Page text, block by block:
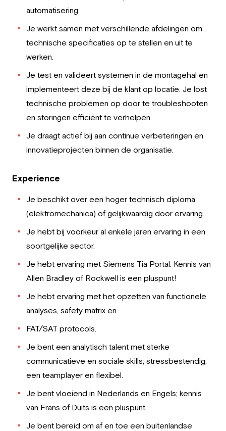
automatisering.
Je werkt samen met verschillende afdelingen om
technische specificaties op te stellen en uit te
werken.
Je test en valideert systemen in de montagehal en
implementeert deze bij de klant op locatie. Je lost
technische problemen op door te troubleshooten
en storingen efficiënt te verhelpen.
Je draagt actief bij aan continue verbeteringen en
innovatieprojecten binnen de organisatie.
Experience
Je beschikt over een hoger technisch diploma
(elektromechanica) of gelijkwaardig door ervaring.
Je hebt bij voorkeur al enkele jaren ervaring in een
soortgelijke sector.
Je hebt ervaring met Siemens Tia Portal. Kennis van
Allen Bradley of Rockwell is een pluspunt!
Je hebt ervaring met het opzetten van functionele
analyses, safety matrix en
FAT/SAT protocols.
Je bent een analytisch talent met sterke
communicatieve en sociale skills; stressbestendig,
een teamplayer en flexibel.
Je bent vloeiend in Nederlands en Engels; kennis
van Frans of Duits is een pluspunt.
Je bent bereid om af en toe een buitenlandse